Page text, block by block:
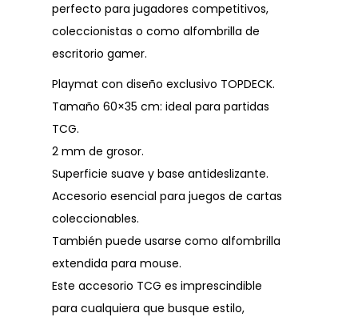
perfecto para jugadores competitivos,
coleccionistas o como alfombrilla de
escritorio gamer.
Playmat con diseño exclusivo TOPDECK.
Tamaño 60×35 cm: ideal para partidas
TCG.
2 mm de grosor.
Superficie suave y base antideslizante.
Accesorio esencial para juegos de cartas
coleccionables.
También puede usarse como alfombrilla
extendida para mouse.
Este accesorio TCG es imprescindible
para cualquiera que busque estilo,